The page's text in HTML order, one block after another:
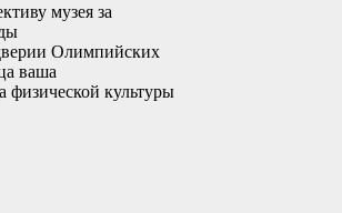
музея за
Олимпийских
ваша
физической культуры